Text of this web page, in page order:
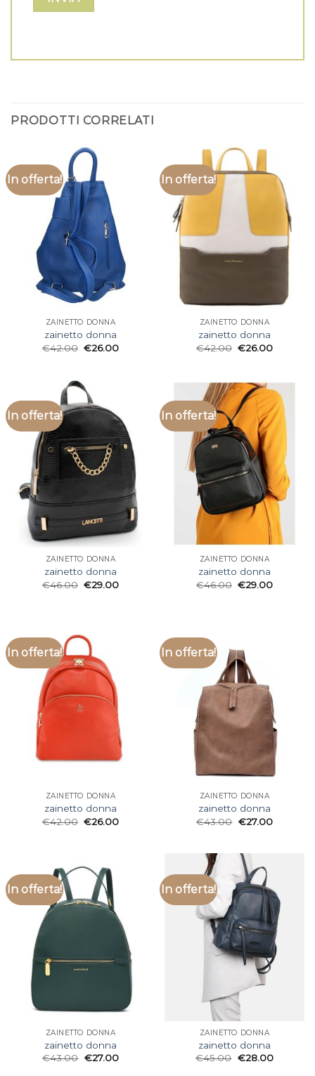
PRODOTTI CORRELATI
In offerta!
ZAINETTO DONNA
zainetto donna
€42.00 €26.00
In offerta!
ZAINETTO DONNA
zainetto donna
€42.00 €26.00
In offerta!
ZAINETTO DONNA
zainetto donna
€46.00 €29.00
In offerta!
ZAINETTO DONNA
zainetto donna
€46.00 €29.00
In offerta!
ZAINETTO DONNA
zainetto donna
€42.00 €26.00
In offerta!
ZAINETTO DONNA
zainetto donna
€43.00 €27.00
In offerta!
ZAINETTO DONNA
zainetto donna
€43.00 €27.00
In offerta!
ZAINETTO DONNA
zainetto donna
€45.00 €28.00